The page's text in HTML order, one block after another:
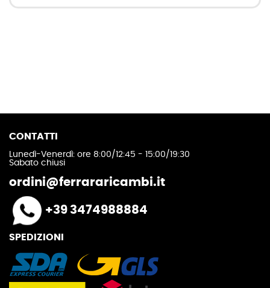
CONTATTI
Lunedì-Venerdì: ore 8:00/12:45 - 15:00/19:30
Sabato chiusi
ordini@ferrararicambi.it
+39 3474988884
SPEDIZIONI